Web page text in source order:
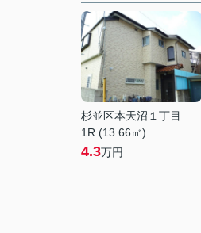
杉並区本天沼１丁目
1R (13.66㎡)
4.3万円